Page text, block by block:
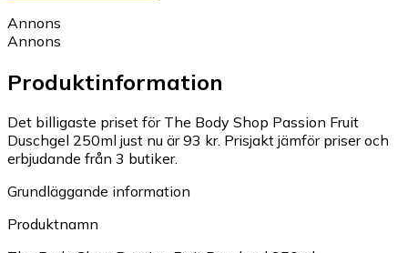
Annons
Annons
Produktinformation
Det billigaste priset för The Body Shop Passion Fruit
Duschgel 250ml just nu är 93 kr. Prisjakt jämför priser och
erbjudande från 3 butiker.
Grundläggande information
Produktnamn